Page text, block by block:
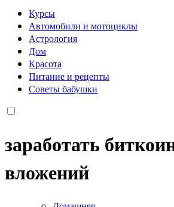
Курсы
Автомобили и мотоциклы
Астрология
Дом
Красота
Питание и рецепты
Советы бабушки
заработать
вложений